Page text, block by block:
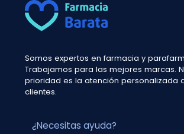
Somos expertos en farmacia y
Trabajamos para las mejores marcas.
prioridad es la atención personalizada
clientes.
¿Necesitas ayuda?